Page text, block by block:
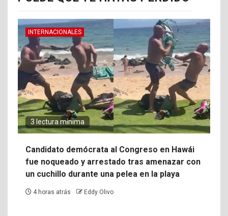
INTERNACIONALES
3 lectura mínima
Candidato demócrata al Congreso en Hawái
fue noqueado y arrestado tras amenazar con
un cuchillo durante una pelea en la playa
4 horas atrás Eddy Olivo